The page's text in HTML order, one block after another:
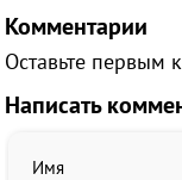
Комментарии
Оставьте первым
Написать
Имя